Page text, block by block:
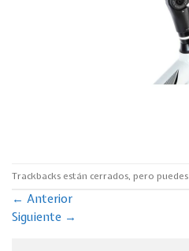
Trackbacks están cerrados, pero puedes
← Anterior
Siguiente →